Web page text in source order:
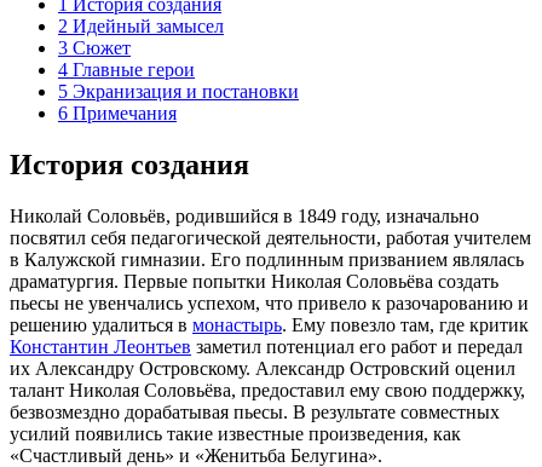
2 Идейный замысел
3 Сюжет
4 Главные герои
5 Экранизация и постановки
6 Примечания
История создания
Николай Соловьёв, родившийся в 1849 году, изначально
посвятил себя педагогической деятельности, работая учителем
в Калужской гимназии. Его подлинным призванием являлась
драматургия. Первые попытки Николая Соловьёва создать
пьесы не увенчались успехом, что привело к разочарованию и
решению удалиться в монастырь. Ему повезло там, где критик
Константин Леонтьев заметил потенциал его работ и передал
их Александру Островскому. Александр Островский оценил
талант Николая Соловьёва, предоставил ему свою поддержку,
безвозмездно дорабатывая пьесы. В результате совместных
усилий появились такие известные произведения, как
«Счастливый день» и «Женитьба Белугина».